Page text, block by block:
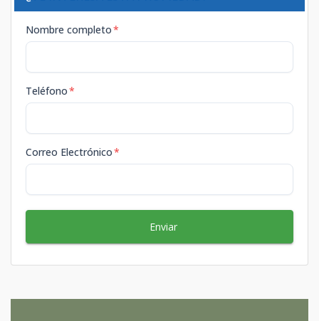
Nombre completo*
Teléfono*
Correo Electrónico*
Enviar